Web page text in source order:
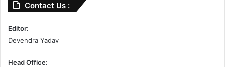
Contact Us :
Editor:
Devendra Yadav
Head Office: